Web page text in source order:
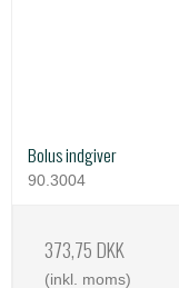
Bolus indgiver
90.3004
373,75 DKK
(inkl. moms)